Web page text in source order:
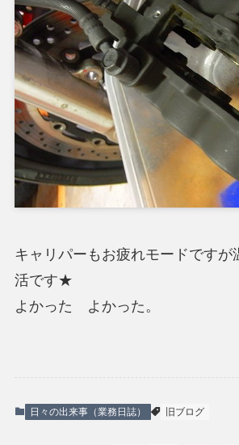
キャリパーもお疲れモードですが
活です★
よかった よかった。
日々の出来事（業務日誌） 旧ブログ